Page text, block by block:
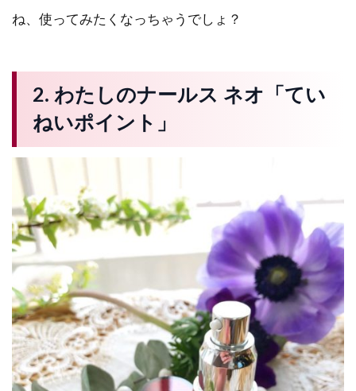
ね、使ってみたくなっちゃうでしょ？
2.わたしのナールス ネオ「てい
ねいポイント」